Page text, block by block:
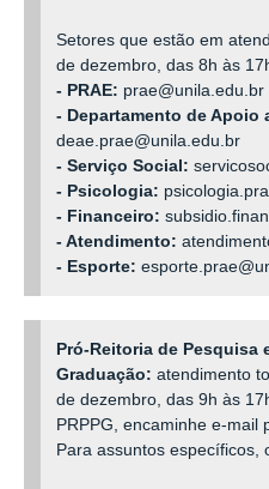
Setores que estão em
de dezembro, das 8h às
- PRAE: prae@unila.edu.br
- Departamento de Apoio
deae.prae@unila.edu.br
- Serviço Social:
- Psicologia: psicologia.
- Financeiro:
- Atendimento:
- Esporte: esporte.
Pró-Reitoria de Pesquisa
Graduação: atendimento
de dezembro , das 9h às
PRPPG, encaminhe e-mail
Para assuntos específicos,